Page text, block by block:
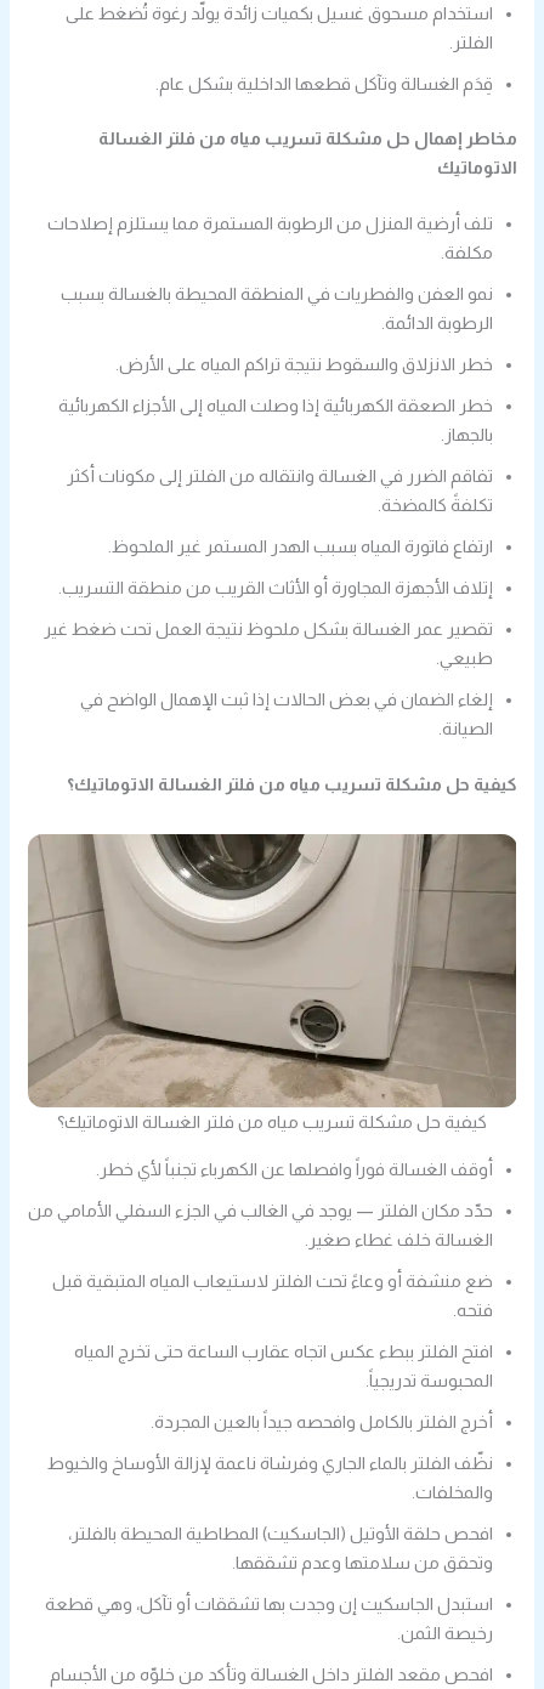
استخدام مسحوق غسيل بكميات زائدة يولّد رغوة تُضغط على
الفلتر.
قِدَم الغسالة وتآكل قطعها الداخلية بشكل عام.
مخاطر إهمال حل مشكلة تسريب مياه من فلتر الغسالة
الاتوماتيك
تلف أرضية المنزل من الرطوبة المستمرة مما يستلزم إصلاحات
مكلفة.
نمو العفن والفطريات في المنطقة المحيطة بالغسالة بسبب
الرطوبة الدائمة.
خطر الانزلاق والسقوط نتيجة تراكم المياه على الأرض.
خطر الصعقة الكهربائية إذا وصلت المياه إلى الأجزاء الكهربائية
بالجهاز.
تفاقم الضرر في الغسالة وانتقاله من الفلتر إلى مكونات أكثر
تكلفةً كالمضخة.
ارتفاع فاتورة المياه بسبب الهدر المستمر غير الملحوظ.
إتلاف الأجهزة المجاورة أو الأثاث القريب من منطقة التسريب.
تقصير عمر الغسالة بشكل ملحوظ نتيجة العمل تحت ضغط غير
طبيعي.
إلغاء الضمان في بعض الحالات إذا ثبت الإهمال الواضح في
الصيانة.
كيفية حل مشكلة تسريب مياه من فلتر الغسالة الاتوماتيك؟
كيفية حل مشكلة تسريب مياه من فلتر الغسالة الاتوماتيك؟
أوقف الغسالة فوراً وافصلها عن الكهرباء تجنباً لأي خطر.
حدّد مكان الفلتر — يوجد في الغالب في الجزء السفلي الأمامي من
الغسالة خلف غطاء صغير.
ضع منشفة أو وعاءً تحت الفلتر لاستيعاب المياه المتبقية قبل
فتحه.
افتح الفلتر ببطء عكس اتجاه عقارب الساعة حتى تخرج المياه
المحبوسة تدريجياً.
أخرج الفلتر بالكامل وافحصه جيداً بالعين المجردة.
نظّف الفلتر بالماء الجاري وفرشاة ناعمة لإزالة الأوساخ والخيوط
والمخلفات.
افحص حلقة الأوتيل (الجاسكيت) المطاطية المحيطة بالفلتر،
وتحقق من سلامتها وعدم تشققها.
استبدل الجاسكيت إن وجدت بها تشققات أو تآكل، وهي قطعة
رخيصة الثمن.
افحص مقعد الفلتر داخل الغسالة وتأكد من خلوّه من الأجسام